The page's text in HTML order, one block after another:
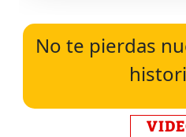
No te pierdas